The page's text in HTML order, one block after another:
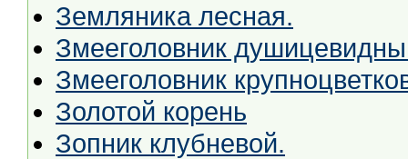
Земляника лесная.
Змееголовник
Змееголовник
Золотой корень
Зопник клубневой.